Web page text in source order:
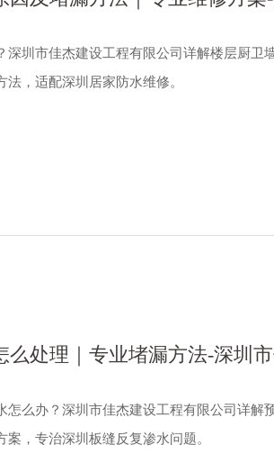
深圳市佳杰建设工程有限公司详解楼层厨卫
，适配深圳居家防水维修。
处理｜专业堵漏方法-深圳
怎么办？深圳市佳杰建设工程有限公司详解
，专治深圳板缝反复渗水问题。